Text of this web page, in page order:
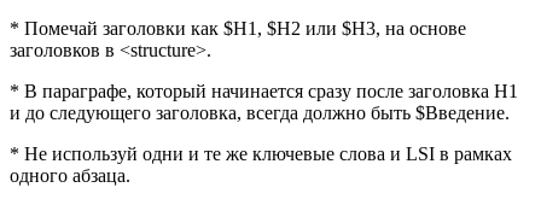
* Помечай заголовки как $H1, $H2 или $H3, на основе
заголовков в <structure>.
* В параграфе, который начинается сразу после заголовка H1
и до следующего заголовка, всегда должно быть $Введение.
* Не используй одни и те же ключевые слова и LSI в рамках
одного абзаца.